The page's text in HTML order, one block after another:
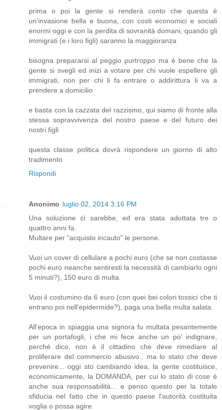
prima o poi la gente si renderà conto che questa è
un'invasione bella e buona, con costi economici e sociali
enormi oggi e con la perdita di sovranità domani, quando gli
immigrati (e i loro figli) saranno la maggioranza
bisogna prepararsi al peggio purtroppo ma è bene che la
gente si svegli ed inizi a votare per chi vuole espellere gli
immigrati, non per chi li fa entrare o addirittura li va a
prendere a domicilio
e basta con la cazzata del razzismo, qui siamo di fronte alla
stessa sopravvivenza del nostro paese e del futuro dei
nostri figli
questa classe politica dovrà rispondere un giorno di alto
tradimento
Rispondi
Anonimo luglio 02, 2014 3:16 PM
Una soluzione ci sarebbe, ed era stata adottata tre o
quattro anni fa.
Multare per "acquisto incauto" le persone.
Vuoi un cover di cellulare a pochi euro (che se non costasse
pochi euro neanche sentiresti la necessità di cambiarlo ogni
5 minuti?), 150 euro di multa.
Vuoi il costumino da 6 euro (con quei bei colori tossici che ti
entrano poi nell'epidermide?), paga una bella multa salata.
All'epoca in spiaggia una signora fu multata pesantemente
per un portafogli, i che mi fece anche un po' indignare,
perché dico, non è il cittadino che deve rimediare al
proliferare del commercio abusivo.. ma lo stato che deve
prevenire... oggi sto cambiando idea, la gente costituisce,
economicamente, la DOMANDA, per cui lo stato di cose è
anche sua responsabilità... e penso questo per la totale
sfiducia nel fatto che in questo paese l'autorità costituita
voglia o possa agire.